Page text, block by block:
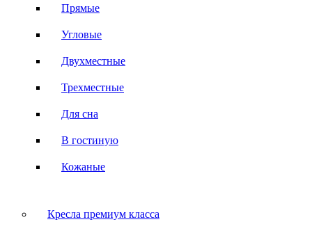
Прямые
Угловые
Двухместные
Трехместные
Для сна
В гостиную
Кожаные
Кресла премиум класса